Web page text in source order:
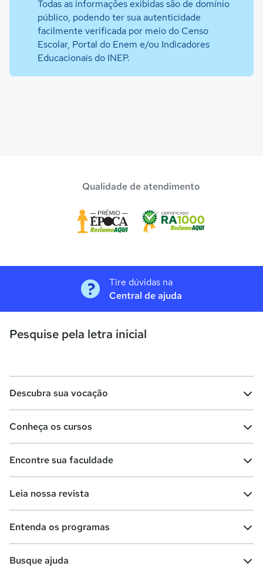
Todas as informações exibidas são de domínio
público, podendo ter sua autenticidade
facilmente verificada por meio do Censo
Escolar, Portal do Enem e/ou Indicadores
Educacionais do INEP.
Qualidade de atendimento
Tire dúvidas na
Central de ajuda
Pesquise pela letra inicial
Descubra sua vocação
Conheça os cursos
Cursos técnicos
Escolas
Encontre sua faculdade
Comunidade Quero
Leia nossa revista
Profissões
Entenda os programas
Busque ajuda